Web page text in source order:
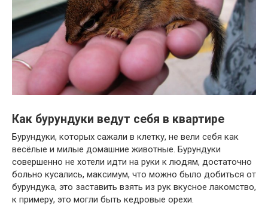
Как бурундуки ведут себя в квартире
Бурундуки, которых сажали в клетку, не вели себя как
весёлые и милые домашние животные. Бурундуки
совершенно не хотели идти на руки к людям, достаточно
больно кусались, максимум, что можно было добиться от
бурундука, это заставить взять из рук вкусное лакомство,
к примеру, это могли быть кедровые орехи.